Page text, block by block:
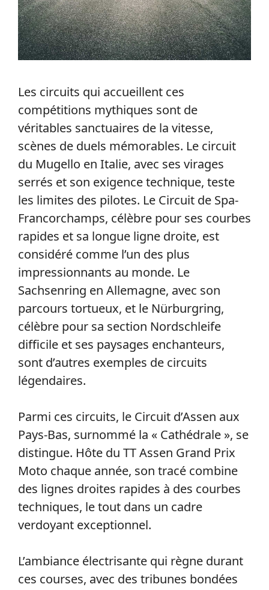
Les circuits qui accueillent ces
compétitions mythiques sont de
véritables sanctuaires de la vitesse,
scènes de duels mémorables. Le circuit
du Mugello en Italie, avec ses virages
serrés et son exigence technique, teste
les limites des pilotes. Le Circuit de Spa-
Francorchamps, célèbre pour ses courbes
rapides et sa longue ligne droite, est
considéré comme l’un des plus
impressionnants au monde. Le
Sachsenring en Allemagne, avec son
parcours tortueux, et le Nürburgring,
célèbre pour sa section Nordschleife
difficile et ses paysages enchanteurs,
sont d’autres exemples de circuits
légendaires.
Parmi ces circuits, le Circuit d’Assen aux
Pays-Bas, surnommé la « Cathédrale », se
distingue. Hôte du TT Assen Grand Prix
Moto chaque année, son tracé combine
des lignes droites rapides à des courbes
techniques, le tout dans un cadre
verdoyant exceptionnel.
L’ambiance électrisante qui règne durant
ces courses, avec des tribunes bondées